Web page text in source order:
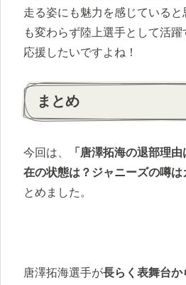
走る姿にも魅力を感じている
も変わらず陸上選手として活
応援したいですよね！
まとめ
今回は、
「唐澤拓海の退部理
在の状態は？ジャニーズの噂は
とめました。
唐澤拓海選手が長らく表舞台